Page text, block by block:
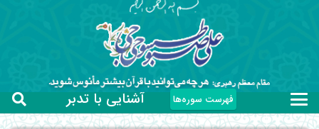
فهرست سوره‌ها آشنایی با تدبر